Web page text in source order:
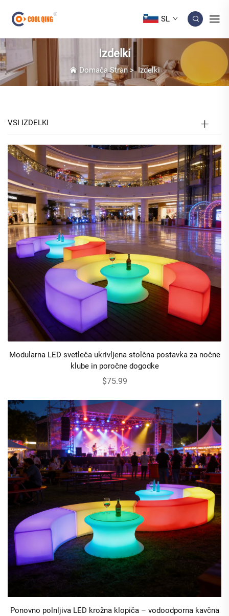
SL
Izdelki
Domača Stran>Izdelki
VSI IZDELKI
Modularna LED svetleča ukrivljena stolčna postavka za nočne
klube in poročne dogodke
$75.99
Ponovno polnljiva LED krožna klopiča – vodoodporna kavčna